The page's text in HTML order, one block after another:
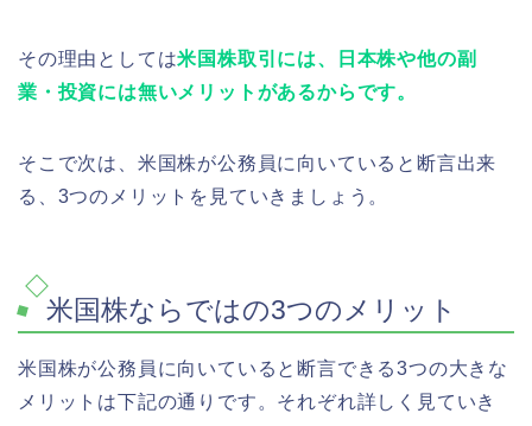
その理由としては米国株取引には、日本株や他の副
業・投資には無いメリットがあるからです。
そこで次は、米国株が公務員に向いていると断言出来
る、3つのメリットを見ていきましょう。
米国株ならではの3つのメリット
米国株が公務員に向いていると断言できる3つの大きな
メリットは下記の通りです。それぞれ詳しく見ていき